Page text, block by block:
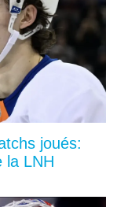
joués:
la LNH